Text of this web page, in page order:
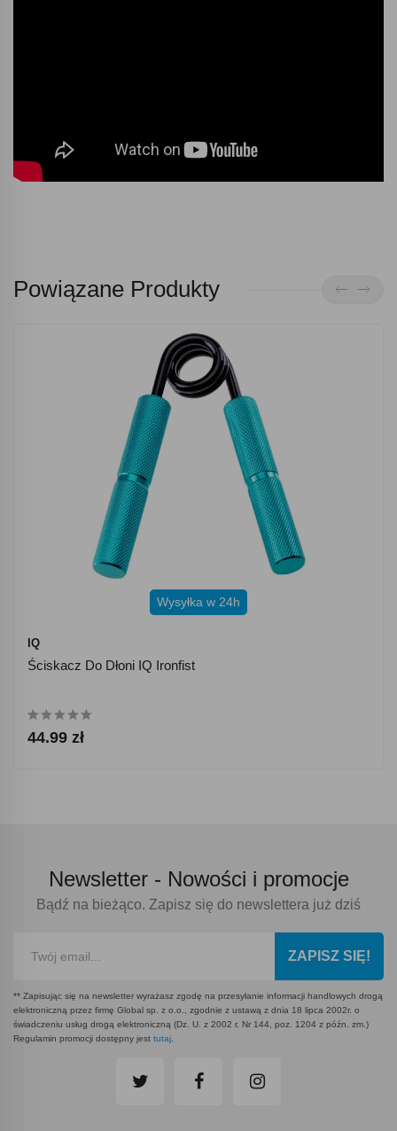
Powiązane Produkty
Wysyłka w 24h
IQ
Ściskacz Do Dłoni IQ Ironfist
44.99 zł
Newsletter - Nowości i promocje
Bądź na bieżąco. Zapisz się do newslettera już dziś
ZAPISZ SIĘ!
** Zapisując się na newsletter wyrażasz zgodę na przesyłanie informacji handlowych drogą
elektroniczną przez firmę Global sp. z o.o., zgodnie z ustawą z dnia 18 lipca 2002r. o
świadczeniu usług drogą elektroniczną (Dz. U. z 2002 r. Nr 144, poz. 1204 z późn. zm.)
Regulamin promocji dostępny jest tutaj.